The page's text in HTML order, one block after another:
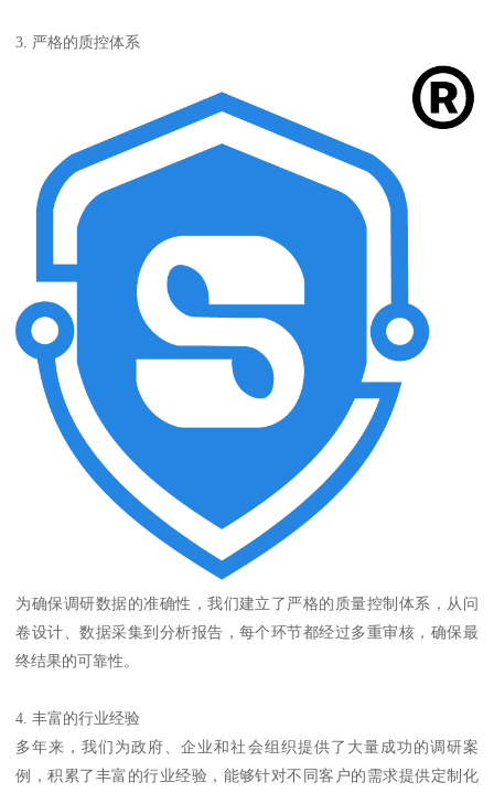
3. 严格的质控体系
为确保调研数据的准确性，我们建立了严格的质量控制体系，从问
卷设计、数据采集到分析报告，每个环节都经过多重审核，确保最
终结果的可靠性。
4. 丰富的行业经验
多年来，我们为政府、企业和社会组织提供了大量成功的调研案
例，积累了丰富的行业经验，能够针对不同客户的需求提供定制化